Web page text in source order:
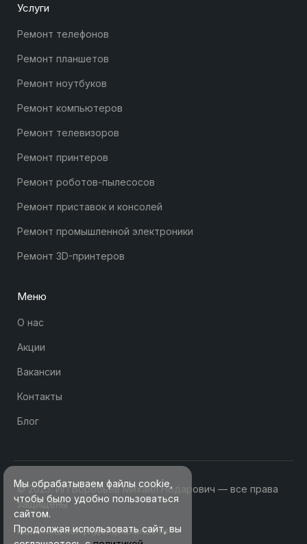
Услуги
Ремонт телефонов
Ремонт планшетов
Ремонт ноутбуков
Ремонт компьютеров
Ремонт телевизоров
Ремонт принтеров
Ремонт роботов-пылесосов
Ремонт приставок и консолей
Ремонт промышленной электроники
Ремонт 3D-принтеров
Меню
О нас
Акции
Вакансии
Контакты
Блог
© 2025. ИП Воробьев Михаил Нодарович — все права
защищены
Политика конфиденциальности
Мы обрабатываем файлы cookie,
чтобы было удобно пользоваться
сайтом.
Продолжая использовать сайт, вы